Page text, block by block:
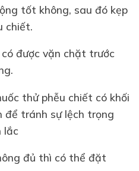
tốt không, sau đó kẹp
chiết.
được vặn chặt trước
thử phễu chiết có khối
để tránh sự lệch trọng
lắc
đủ thì có thể đặt